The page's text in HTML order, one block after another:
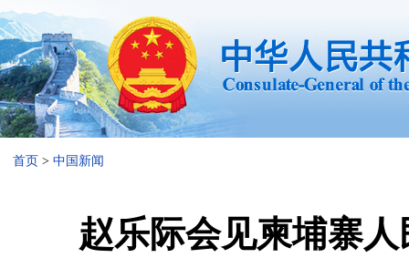
首页 > 中国新闻
赵乐际会见柬埔寨